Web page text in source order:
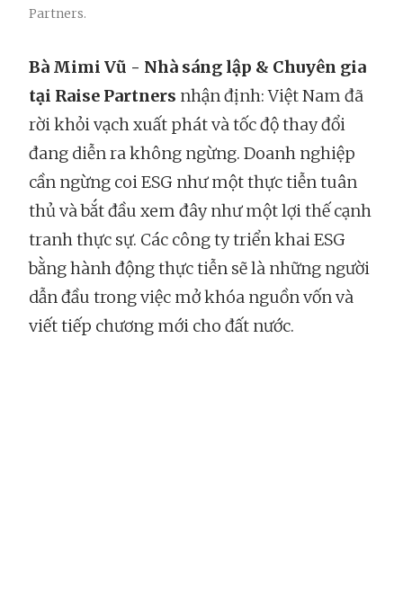
Partners.
Bà Mimi Vũ - Nhà sáng lập & Chuyên gia
tại Raise Partners nhận định: Việt Nam đã
rời khỏi vạch xuất phát và tốc độ thay đổi
đang diễn ra không ngừng. Doanh nghiệp
cần ngừng coi ESG như một thực tiễn tuân
thủ và bắt đầu xem đây như một lợi thế cạnh
tranh thực sự. Các công ty triển khai ESG
bằng hành động thực tiễn sẽ là những người
dẫn đầu trong việc mở khóa nguồn vốn và
viết tiếp chương mới cho đất nước.